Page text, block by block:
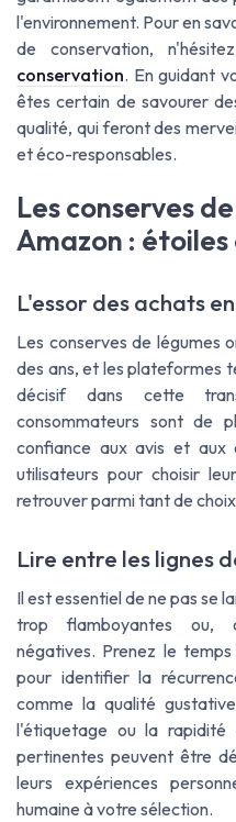
l'environnement. Pour en
de conservation,
conservation. En guidant
êtes certain de savourer
qualité, qui feront des
et éco-responsables.
Les conserves
Amazon :
L'essor des achats
Les conserves de légumes
des ans, et les plateformes
décisif dans cette
consommateurs sont de
confiance aux avis et aux
utilisateurs pour choisir
retrouver parmi tant de
Lire entre les lignes
Il est essentiel de ne pas se
trop flamboyantes ou,
négatives. Prenez le
pour identifier la
comme la qualité
l'étiquetage ou la rapidité
pertinentes peuvent être
leurs expériences
humaine à votre sélection.